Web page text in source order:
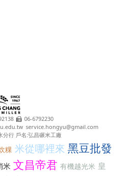
06-6792230
service.hongyu@gmail.com
分行 戶名:弘昌碾米工廠
粿 米從哪裡來 黑豆批發
米 文昌帝君 有機越光米 皇